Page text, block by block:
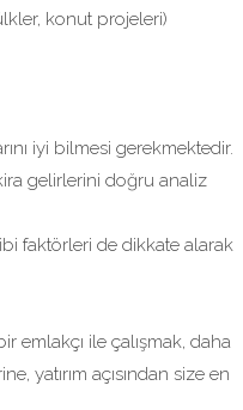
konut projeleri)
iyi bilmesi gerekmektedir.
gelirlerini doğru analiz
faktörleri de dikkate alarak
emlakçı ile çalışmak, daha
yatırım açısından size en